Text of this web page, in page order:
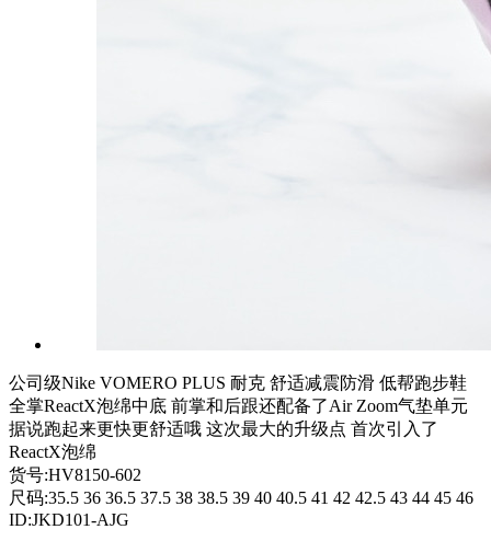
公司级Nike VOMERO PLUS 耐克 舒适减震防滑 低帮跑步鞋
全掌ReactX泡绵中底 前掌和后跟还配备了Air Zoom气垫单元
据说跑起来更快更舒适哦 这次最大的升级点 首次引入了
ReactX泡绵
货号:HV8150-602
尺码:35.5 36 36.5 37.5 38 38.5 39 40 40.5 41 42 42.5 43 44 45 46
ID:JKD101-AJG